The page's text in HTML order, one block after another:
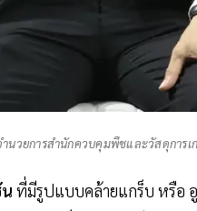
นวยการสำนักควบคุมพืชและวัสดุการเ
ที่มีรูปแบบคล้ายแกร็บ หรือ